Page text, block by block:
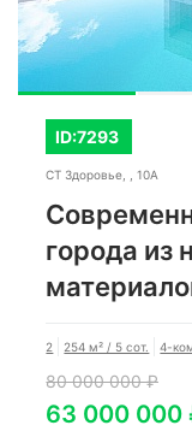
ID:7293
СТ Здоровье, , 10А
города из
2 254 м² / 5 сот. 4-
80 000 000 ₽
63 000 000